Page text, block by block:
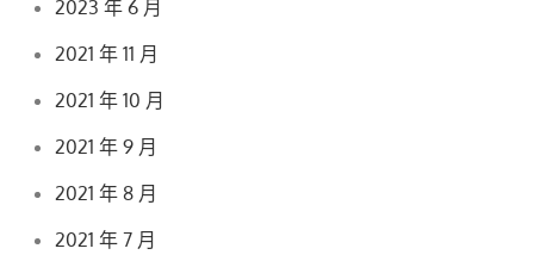
2023 年 6 月
2021 年 11 月
2021 年 10 月
2021 年 9 月
2021 年 8 月
2021 年 7 月